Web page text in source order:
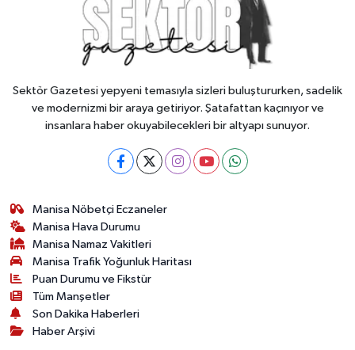
Sektör Gazetesi yepyeni temasıyla sizleri buluştururken, sadelik
ve modernizmi bir araya getiriyor. Şatafattan kaçınıyor ve
insanlara haber okuyabilecekleri bir altyapı sunuyor.
Manisa Nöbetçi Eczaneler
Manisa Hava Durumu
Manisa Namaz Vakitleri
Manisa Trafik Yoğunluk Haritası
Puan Durumu ve Fikstür
Tüm Manşetler
Son Dakika Haberleri
Haber Arşivi